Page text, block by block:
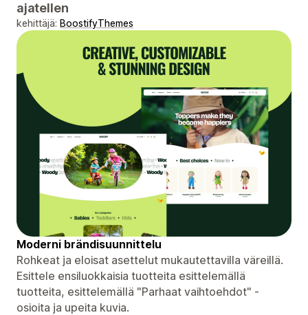
ajatellen
kehittäjä: BoostifyThemes
Moderni brändisuunnittelu
Rohkeat ja eloisat asettelut mukautettavilla väreillä.
Esittele ensiluokkaisia ​​tuotteita esittelemällä
tuotteita, esittelemällä "Parhaat vaihtoehdot" -
osioita ja upeita kuvia.